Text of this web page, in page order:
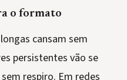
o formato
cansam sem
persistentes vão se
respiro. Em redes